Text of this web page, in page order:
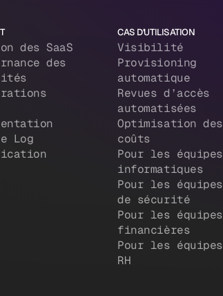
des SaaS
des
Log
CAS D'UTILISATION
Visibilité
Provisioning
automatique
Revues d’accès
automatisées
Optimisation des
coûts
Pour les équipes
informatiques
Pour les équipes
de sécurité
Pour les équipes
financières
Pour les équipes
RH